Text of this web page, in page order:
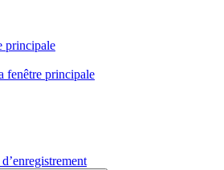
principale
fenêtre principale